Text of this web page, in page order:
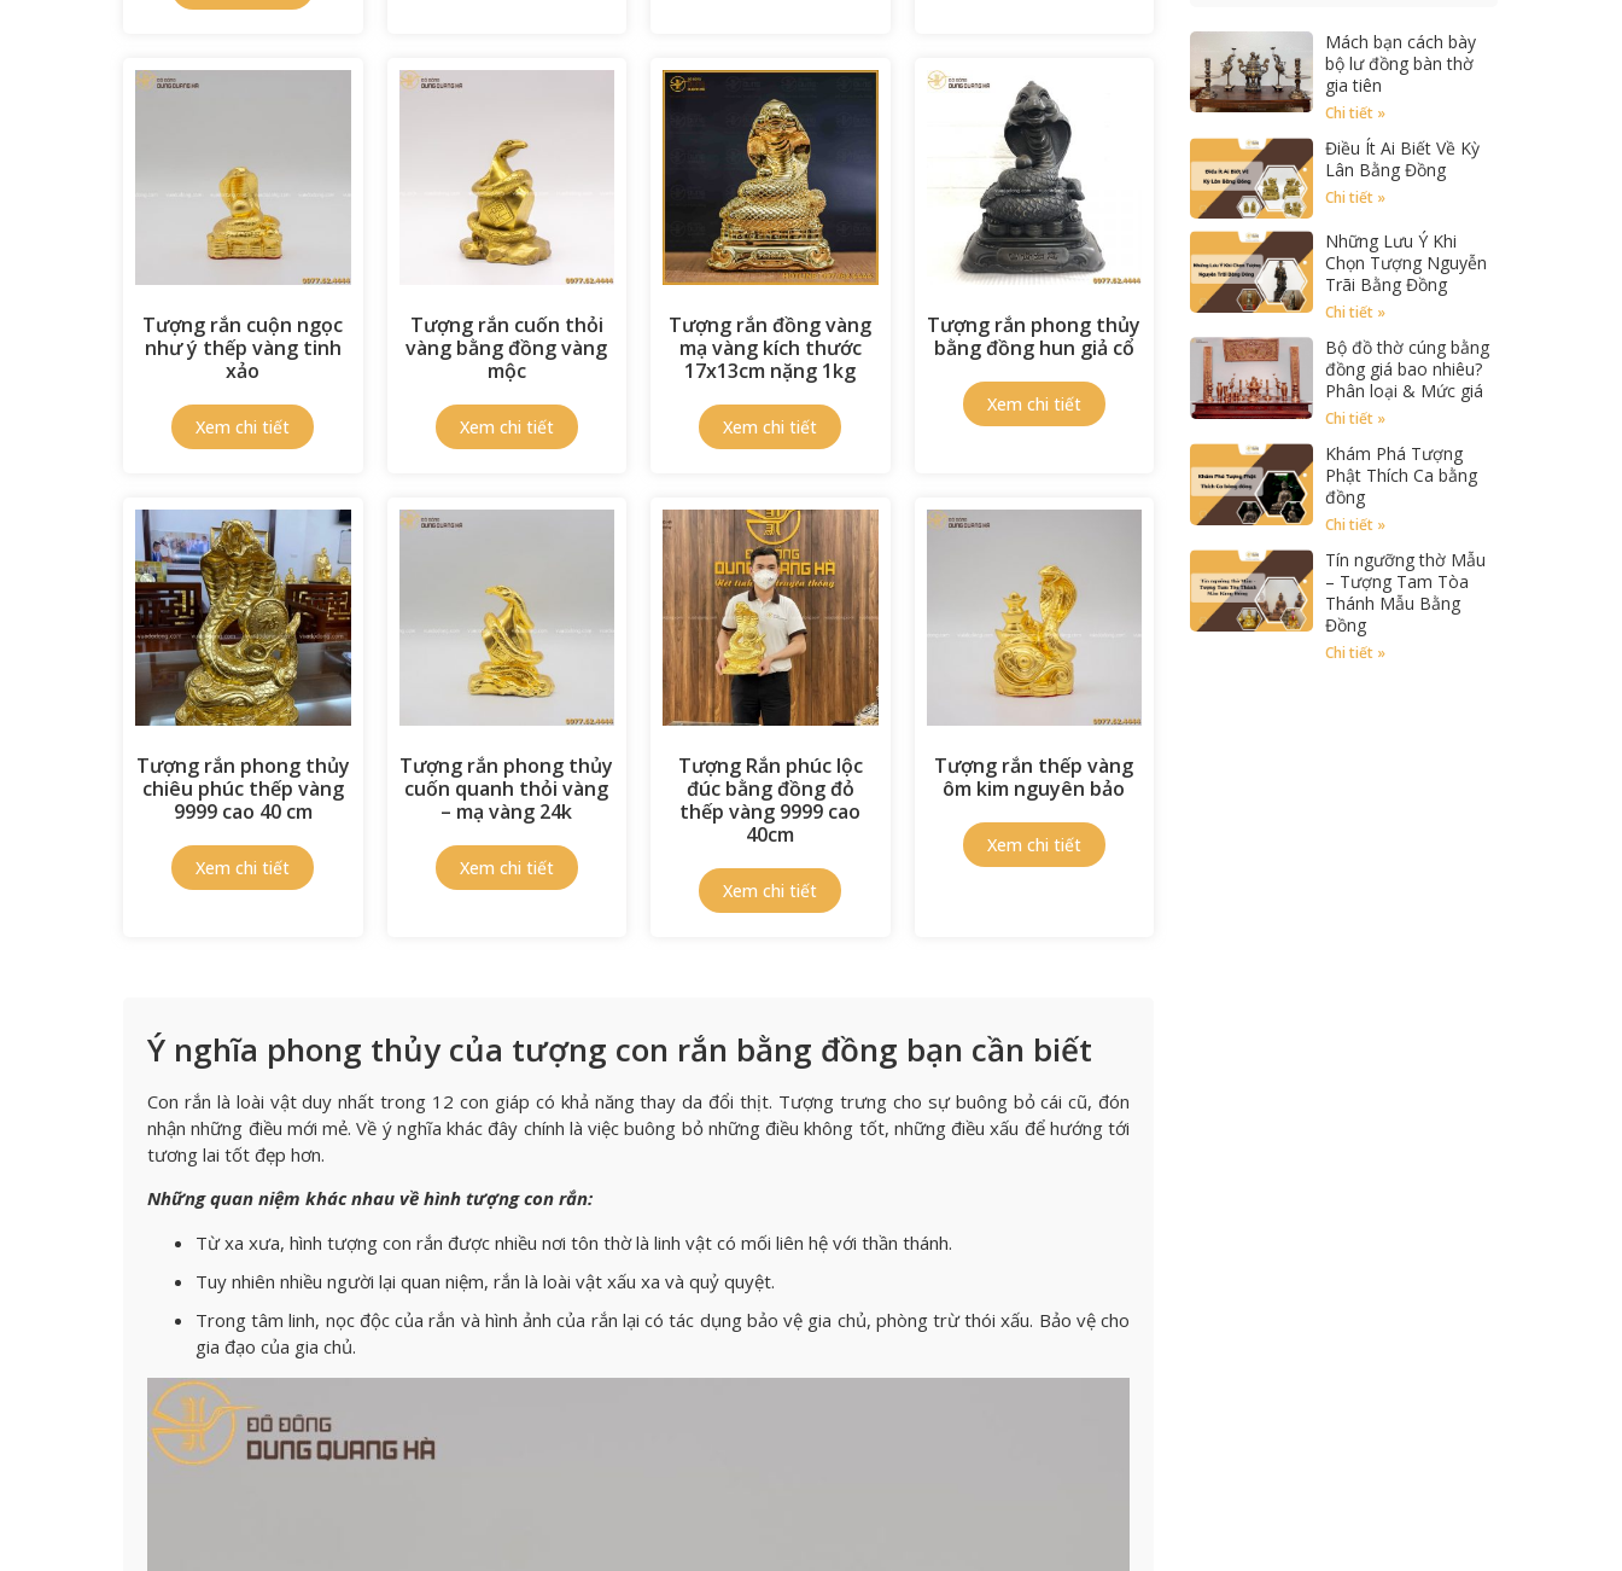
Tượng rắn cuộn ngọc
như ý thếp vàng tinh
xảo
Tượng rắn cuốn thỏi
vàng bằng đồng vàng
mộc
Tượng rắn đồng vàng
mạ vàng kích thước
17x13cm nặng 1kg
Tượng rắn phong thủy
bằng đồng hun giả cổ
Tượng rắn phong thủy
chiêu phúc thếp vàng
9999 cao 40 cm
Tượng rắn phong thủy
cuốn quanh thỏi vàng
– mạ vàng 24k
Tượng Rắn phúc lộc
đúc bằng đồng đỏ
thếp vàng 9999 cao
40cm
Tượng rắn thếp vàng
ôm kim nguyên bảo
Ý nghĩa phong thủy của tượng con rắn bằng đồng bạn cần biết
Con rắn là loài vật duy nhất trong 12 con giáp có khả năng thay da đổi thịt. Tượng trưng cho sự buông bỏ cái cũ, đón
nhận những điều mới mẻ. Về ý nghĩa khác đây chính là việc buông bỏ những điều không tốt, những điều xấu để hướng tới
tương lai tốt đẹp hơn.
Những quan niệm khác nhau về hình tượng con rắn:
Từ xa xưa, hình tượng con rắn được nhiều nơi tôn thờ là linh vật có mối liên hệ với thần thánh.
Tuy nhiên nhiều người lại quan niệm, rắn là loài vật xấu xa và quỷ quyệt.
Trong tâm linh, nọc độc của rắn và hình ảnh của rắn lại có tác dụng bảo vệ gia chủ, phòng trừ thói xấu. Bảo vệ cho
gia đạo của gia chủ.
Mách bạn cách bày
bộ lư đồng bàn thờ
gia tiên
Chi tiết »
Điều Ít Ai Biết Về Kỳ
Lân Bằng Đồng
Chi tiết »
Những Lưu Ý Khi
Chọn Tượng Nguyễn
Trãi Bằng Đồng
Chi tiết »
Bộ đồ thờ cúng bằng
đồng giá bao nhiêu?
Phân loại & Mức giá
Chi tiết »
Khám Phá Tượng
Phật Thích Ca bằng
đồng
Chi tiết »
Tín ngưỡng thờ Mẫu
– Tượng Tam Tòa
Thánh Mẫu Bằng
Đồng
Chi tiết »